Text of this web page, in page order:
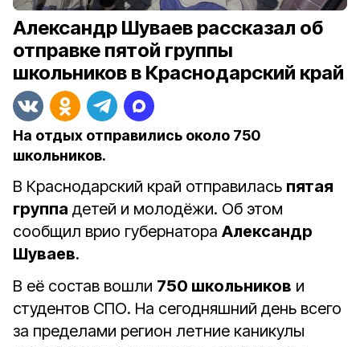
Александр Шуваев рассказал об
отправке пятой группы
школьников в Краснодарский край
На отдых отправились около 750
школьников.
В Краснодарский край отправилась пятая
группа детей и молодёжи. Об этом
сообщил врио губернатора Александр
Шуваев.
В её состав вошли 750 школьников и
студентов СПО. На сегодняшний день всего
за пределами регион летние каникулы